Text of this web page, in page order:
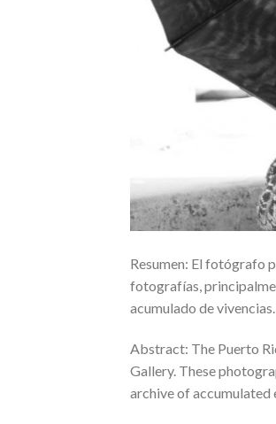
Resumen: El fotógrafo
fotografías,
acumulado de vivencias.
Abstract: The Puerto
Gallery. These
archive of accumulated